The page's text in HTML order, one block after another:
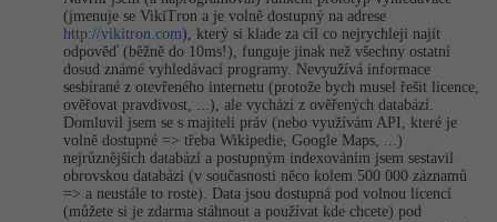
Best practices
SQLite
Projektový manažer
Databázový analytik
Copywriter
WordPress specialista
SQL
Návrh SW -80%
Algoritmy -41%
Umělá inteligence (AI) -10%
(jmenuje se VikiTron a je volně dostupný na adrese
http://vikitron.com), který si klade za cíl co nejrychleji najít
odpověď (běžně do 10ms!), funguje jinak než všechny ostatní
dosud známé vyhledávací programy. Nevyužívá informace
sesbírané z otevřeného internetu (protože bych musel řešit licence,
ověřovat pravdivost, ...), ale vychází z ověřených databází.
Domluvil jsem se s majiteli práv (nebo využívám API, které je
volně dostupné => třeba Wikipedie, Google Maps, ...)
nejrůznějších databází a postupným indexováním jsem sestavil
obrovskou databázi (v současnosti něco kolem 500 000 záznamů
=> a neustále to roste). Data jsou dostupná pod volnou licencí
(můžete si je zdarma stáhnout a používat kde chcete) pod